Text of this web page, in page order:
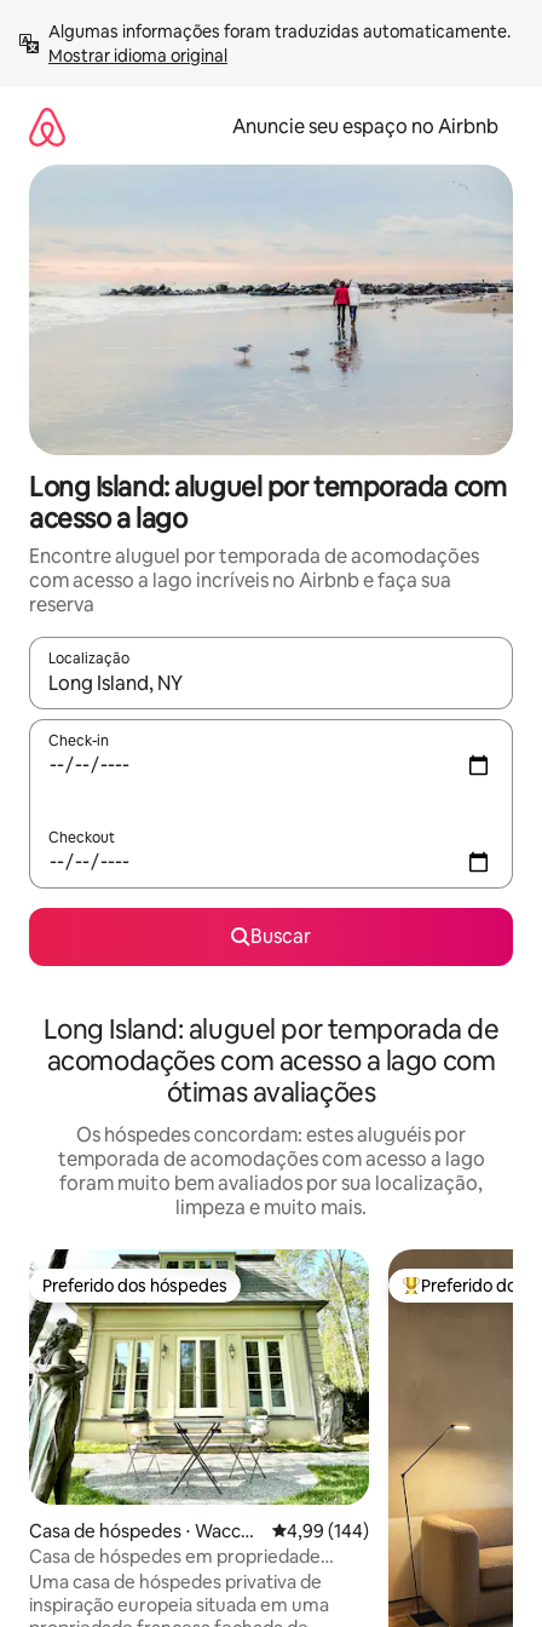
para
Mostrar idioma original
Anuncie seu espaço no Airbnb
Long Island: aluguel por temporada com
acesso a lago
Encontre aluguel por temporada de acomodações
com acesso a lago incríveis no Airbnb e faça sua
reserva
Localização
Quando os resultados estiverem disponíveis, explore-os
Check-in
Checkout
Buscar
Long Island: aluguel por temporada de
acomodações com acesso a lago com
ótimas avaliações
Os hóspedes concordam: estes aluguéis por
temporada de acomodações com acesso a lago
foram muito bem avaliados por sua localização,
limpeza e muito mais.
Preferido dos hóspedes
Preferido dos hóspedes
Casa de hóspedes ⋅ Waccab
uc
4,99 de uma avaliação média de
4,99 (144)
Casa de hóspedes em propriedade
francesa em lago privativo
Uma casa de hóspedes privativa de
inspiração europeia situada em uma
Entre os
Preferido dos